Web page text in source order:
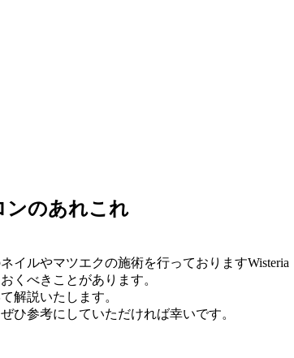
ンのあれこれ
ルやマツエクの施術を行っておりますWisteria
くべきことがあります。
解説いたします。
ひ参考にしていただければ幸いです。